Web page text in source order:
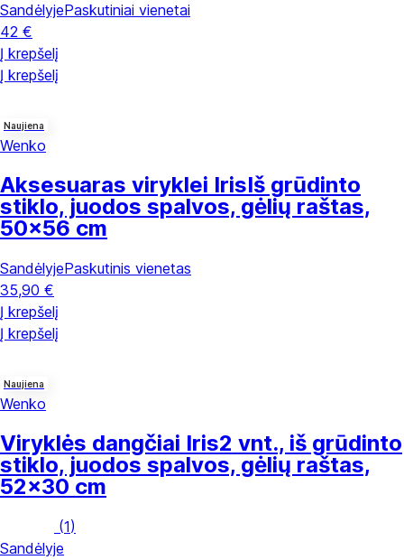
SandėlyjePaskutiniai vienetai
42 €
Į krepšelį
Į krepšelį
Naujiena
Wenko
Aksesuaras viryklei IrisIš grūdinto
stiklo, juodos spalvos, gėlių raštas,
50x56 cm
SandėlyjePaskutinis vienetas
35,90 €
Į krepšelį
Į krepšelį
Naujiena
Wenko
Viryklės dangčiai Iris2 vnt., iš grūdinto
stiklo, juodos spalvos, gėlių raštas,
52x30 cm
(1)
Sandėlyje